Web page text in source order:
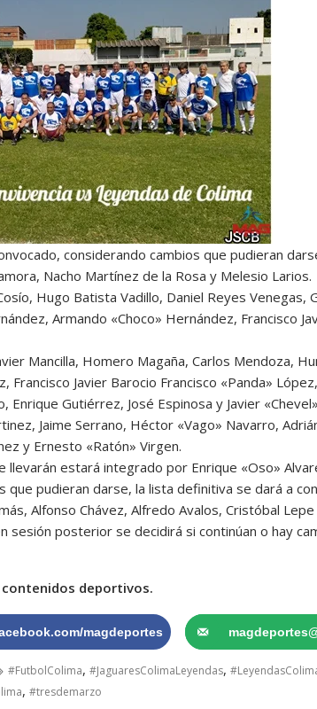
considerando cambios que pudieran
Nacho Martínez de la Rosa y Melesio Larios.
Hugo Batista Vadillo, Daniel Reyes
Armando «Choco» Hernández, Francisco
Mancilla, Homero Magaña, Carlos Mendoza,
Francisco Javier Barocio Francisco «Panda»
Enrique Gutiérrez, José Espinosa y Javier
Jaime Serrano, Héctor «Vago» Navarro,
y Ernesto «Ratón» Virgen.
llevarán estará integrado por Enrique «Oso»
que pudieran darse, la lista definitiva se dará a
Alfonso Chávez, Alfredo Avalos, Cristóbal
sesión posterior se decidirá si continúan o hay
contenidos deportivos.
magdeportes
#FutbolColima, #JaguaresColimaLeyendas,
, #tresdemarzo